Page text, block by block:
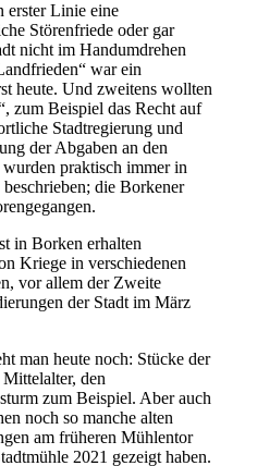
erster Linie eine
Störenfriede oder gar
nicht im Handumdrehen
war ein
heute. Und zweitens wollten
zum Beispiel das Recht auf
Stadtregierung und
der Abgaben an den
praktisch immer in
die Borkener
in Borken erhalten
Kriege in verschiedenen
vor allem der Zweite
der Stadt im März
man heute noch: Stücke der
Mittelalter, den
zum Beispiel. Aber auch
noch so manche alten
am früheren Mühlentor
2021 gezeigt haben.